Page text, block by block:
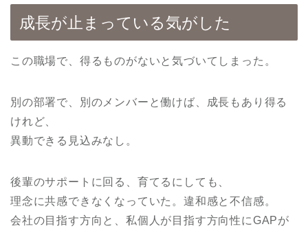
成長が止まっている気がした
この職場で、得るものがないと気づいてしまった。
別の部署で、別のメンバーと働けば、成長もあり得る
けれど、
異動できる見込みなし。
後輩のサポートに回る、育てるにしても、
理念に共感できなくなっていた。違和感と不信感。
会社の目指す方向と、私個人が目指す方向性にGAPが